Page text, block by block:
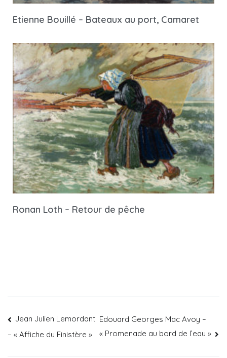
Etienne Bouillé – Bateaux au port, Camaret
Ronan Loth – Retour de pêche
Jean Julien Lemordant
– « Affiche du Finistère »
Edouard Georges Mac Avoy –
« Promenade au bord de l’eau »